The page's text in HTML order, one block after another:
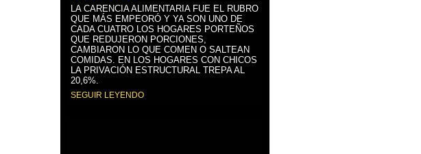
LA CARENCIA ALIMENTARIA FUE EL RUBRO
QUE MÁS EMPEORÓ Y YA SON UNO DE
CADA CUATRO LOS HOGARES PORTEÑOS
QUE REDUJERON PORCIONES,
CAMBIARON LO QUE COMEN O SALTEAN
COMIDAS. EN LOS HOGARES CON CHICOS
LA PRIVACIÓN ESTRUCTURAL TREPA AL
20,6%.
SEGUIR LEYENDO